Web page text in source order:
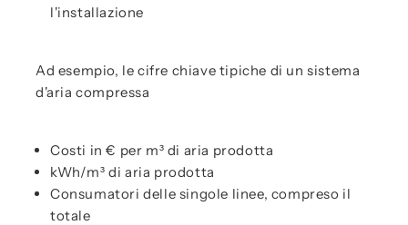
l'installazione
Ad esempio, le cifre chiave tipiche di un sistema
d'aria compressa
Costi in € per m³ di aria prodotta
kWh/m³ di aria prodotta
Consumatori delle singole linee, compreso il
totale